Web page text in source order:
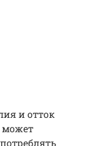
и отток
может